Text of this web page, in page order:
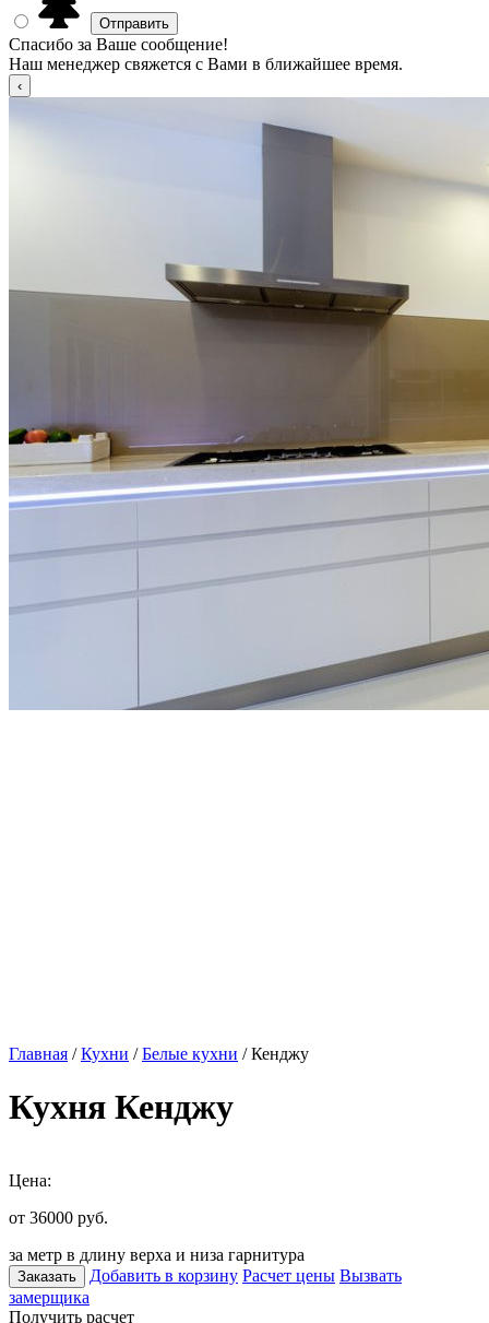
Спасибо за Ваше сообщение!
Наш менеджер свяжется с Вами в ближайшее время.
Главная /Кухни /Белые кухни / Кенджу
Кухня Кенджу
Цена:
от 36000 руб.
за метр в длину верха и низа гарнитура
Заказать Добавить в корзину Расчет цены Вызвать
замерщика
Получить расчет